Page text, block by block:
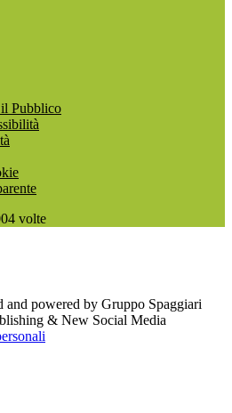
Pubblico
volte
and powered by Gruppo Spaggiari
& New Social Media